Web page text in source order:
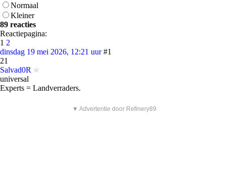
Normaal
Kleiner
89 reacties
Reactiepagina:
1 2
dinsdag 19 mei 2026, 12:21 uur #1
21
Salvad0R
universal
Experts = Landverraders.
▼ Advertentie door Refinery89